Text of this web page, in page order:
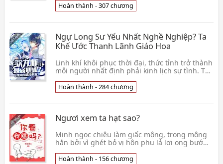
ở ngoà👦 Thượng Quan Hàm Hàm
Hoàn thành - 307 chương
Ngự Long Sư Yếu Nhất Nghề Nghiệp? Ta
Khế Ước Thanh Lãnh Giáo Hoa
Linh khí khôi phục thời đại, thức tỉnh trở thành
mỗi người nhất định phải kinh lịch sự tình. Tô
👦 Hi Triệt
Hoàn thành - 284 chương
Ngươi xem ta hạt sao?
Minh ngọc chiêu làm giấc mộng, trong mộng
hắn bởi vì ghét bỏ vị hôn phu lả lơi ong bướm
chốn g👦 Y Lạc Thành Hỏa
Hoàn thành - 156 chương